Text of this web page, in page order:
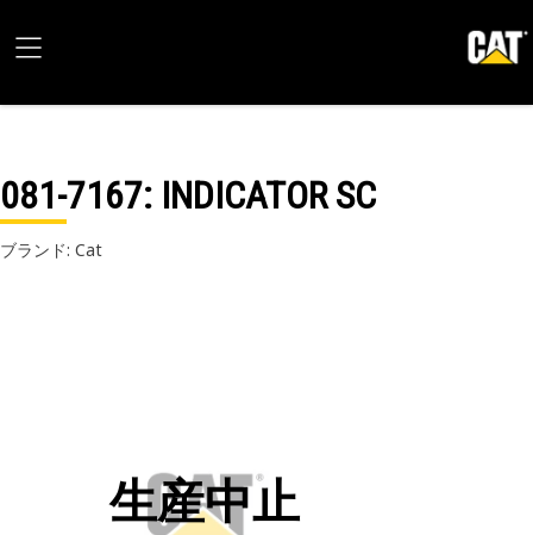
081-7167: INDICATOR SC
ブランド: Cat
生産中止